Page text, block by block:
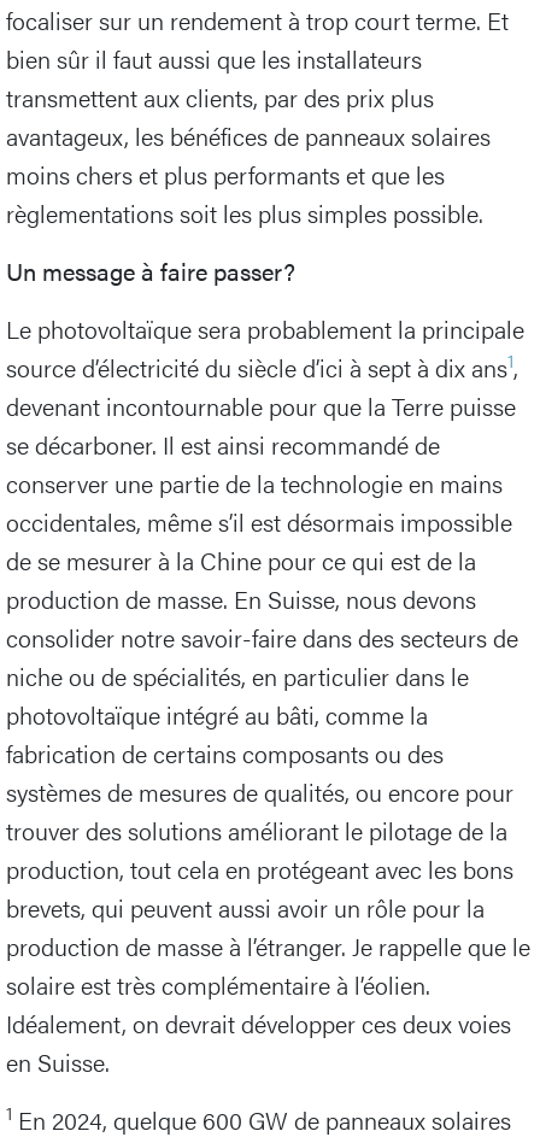
focaliser sur un rendement à trop court terme. Et
bien sûr il faut aussi que les installateurs
transmettent aux clients, par des prix plus
avantageux, les bénéfices de panneaux solaires
moins chers et plus performants et que les
règlementations soit les plus simples possible.
Un message à faire passer?
Le photovoltaïque sera probablement la principale
source d’électricité du siècle d’ici à sept à dix ans1,
devenant incontournable pour que la Terre puisse
se décarboner. Il est ainsi recommandé de
conserver une partie de la technologie en mains
occidentales, même s’il est désormais impossible
de se mesurer à la Chine pour ce qui est de la
production de masse. En Suisse, nous devons
consolider notre savoir-faire dans des secteurs de
niche ou de spécialités, en particulier dans le
photovoltaïque intégré au bâti, comme la
fabrication de certains composants ou des
systèmes de mesures de qualités, ou encore pour
trouver des solutions améliorant le pilotage de la
production, tout cela en protégeant avec les bons
brevets, qui peuvent aussi avoir un rôle pour la
production de masse à l’étranger. Je rappelle que le
solaire est très complémentaire à l’éolien.
Idéalement, on devrait développer ces deux voies
en Suisse.
1 En 2024, quelque 600 GW de panneaux solaires